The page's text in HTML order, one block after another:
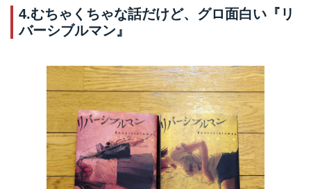
4.むちゃくちゃな話だけど、グロ面白い『リ
バーシブルマン』